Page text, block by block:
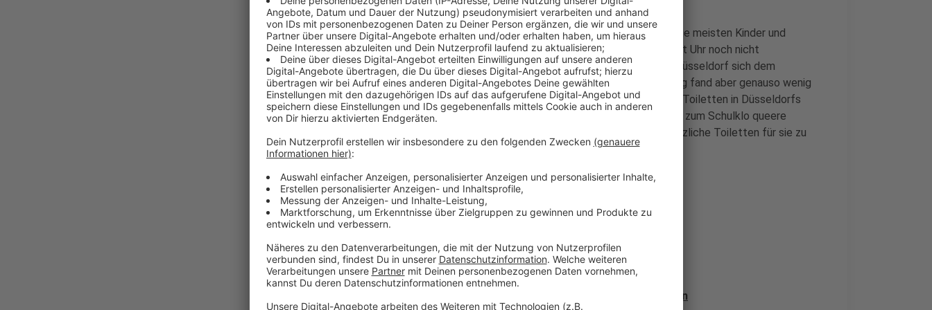
Die LINKE ist der Meinung, dass der frühe Unterrichtsbeginn für die meisten Kinder und
Jugendlichen eine Herausforderung darstellt, weil sie sich um acht Uhr noch nicht
konzentrieren können. Deshalb hatte die Partei beantragt, dass Düsseldorf sich dem
Pilotprojekt „Schulunterricht in Gleitzeit“ anschließt. Dieser Antrag fand aber genauso wenig
eine Mehrheit wie die Initiative von SPD und FDP, genderneutrale Toiletten in Düsseldorfs
Schulen einzurichten. Aus Sicht von rotgelb diskriminiert der Gang zum Schulklo queere
Schülerinnen und Schüler. Der Vorschlag, in Schulneubauten zusätzliche Toiletten für sie zu
schaffen, wurde jedoch abgelehnt.
Anzeige
Weitere Infos und Links zum Thema:
Anzeige
Während Corona gab es einen gestaffelten Unterrichtsbeginn